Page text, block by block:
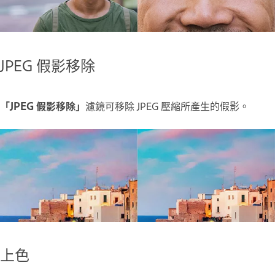
JPEG 假影移除
「JPEG 假影移除」 濾鏡可移除 JPEG 壓縮所產生的假影。
上色